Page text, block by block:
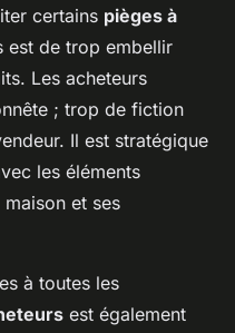
certains pièges à
est de trop embellir
Les acheteurs
; trop de fiction
Il est stratégique
les éléments
maison et ses
à toutes les
est également